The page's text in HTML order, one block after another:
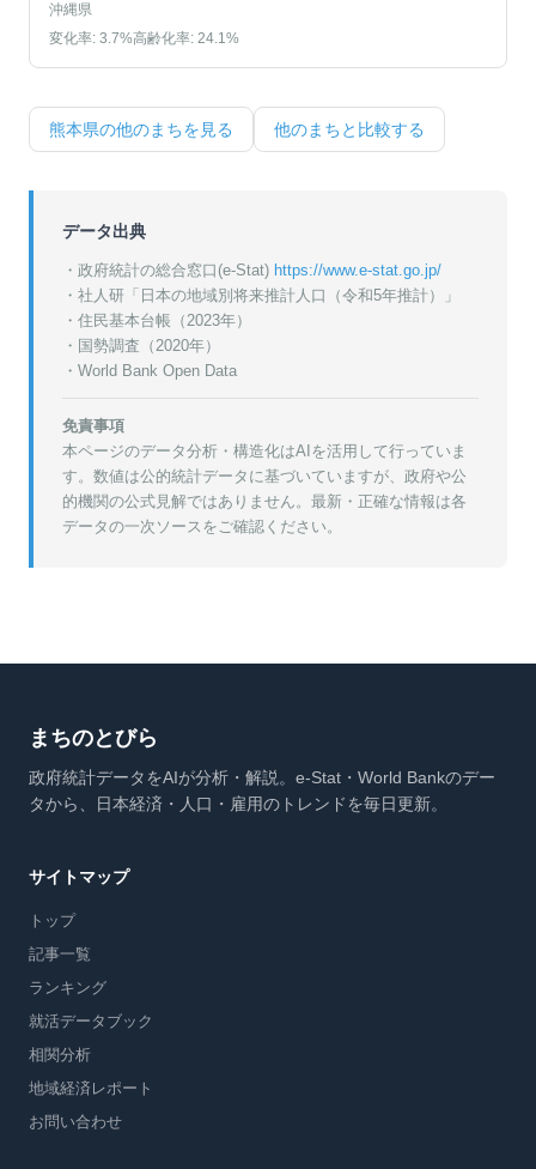
沖縄県
変化率: 3.7%高齢化率: 24.1%
熊本県の他のまちを見る 他のまちと比較する
データ出典
・政府統計の総合窓口(e-Stat) https://www.e-stat.go.jp/
・ 社人研「日本の地域別将来推計人口（令和5年推計）」
・ 住民基本台帳（2023年）
・ 国勢調査（2020年）
・World Bank Open Data
免責事項
本ページのデータ分析・構造化はAIを活用して行っていま
す。数値は公的統計データに基づいていますが、政府や公
的機関の公式見解ではありません。最新・正確な情報は各
データの一次ソースをご確認ください。
まちのとびら
政府統計データをAIが分析・解説。e-Stat・World Bankのデー
タから、日本経済・人口・雇用のトレンドを毎日更新。
サイトマップ
トップ
記事一覧
ランキング
就活データブック
相関分析
地域経済レポート
お問い合わせ